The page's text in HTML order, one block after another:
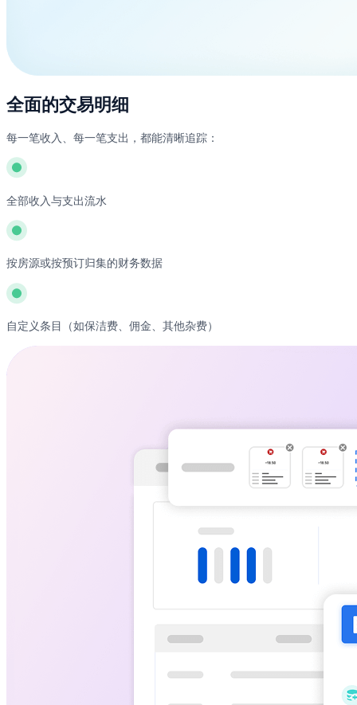
全面的交易明细
每一笔收入、每一笔支出，都能清晰追踪：
全部收入与支出流水
按房源或按预订归集的财务数据
自定义条目（如保洁费、佣金、其他杂费）